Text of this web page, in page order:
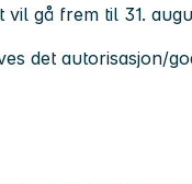
gå frem til 31.
det autorisasjon/